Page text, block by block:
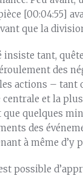
[00:04:55]
que la
insiste tant,
des
actions – tant
et la
quelques
des
à même d’y
possible